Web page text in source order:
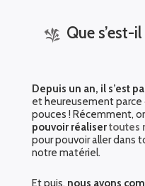
Que s’est-
Depuis un an, il s’est
et heureusement parce
pouces ! Récemment,
pouvoir réalisertoutes
pour pouvoir aller dans
notre matériel.
Et puis, nous avons